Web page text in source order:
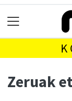
Zeruak